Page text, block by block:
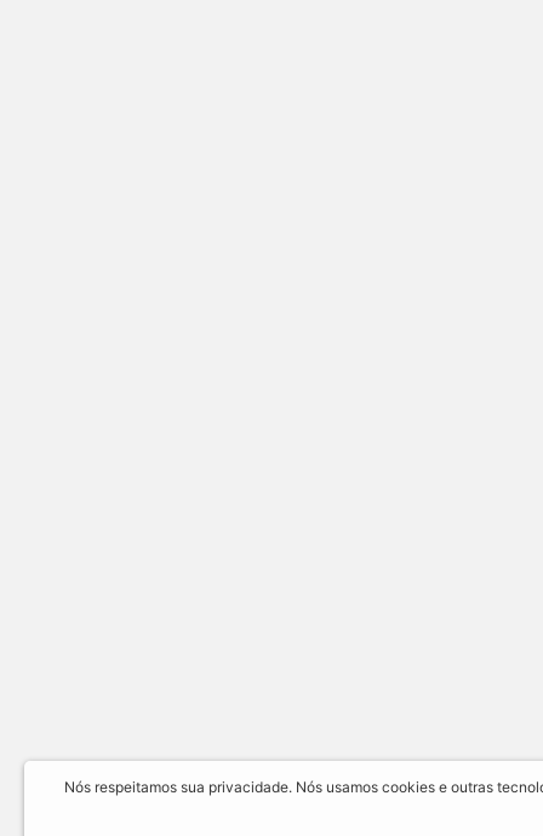
Nós respeitamos sua privacidade. Nós usamos cookies e outras